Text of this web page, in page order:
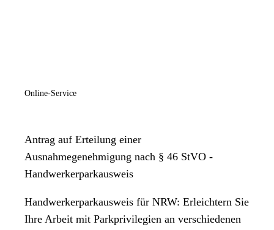
Online-Service
Antrag auf Erteilung einer
Ausnahmegenehmigung nach § 46 StVO -
Handwerkerparkausweis
Handwerkerparkausweis für NRW: Erleichtern Sie
Ihre Arbeit mit Parkprivilegien an verschiedenen